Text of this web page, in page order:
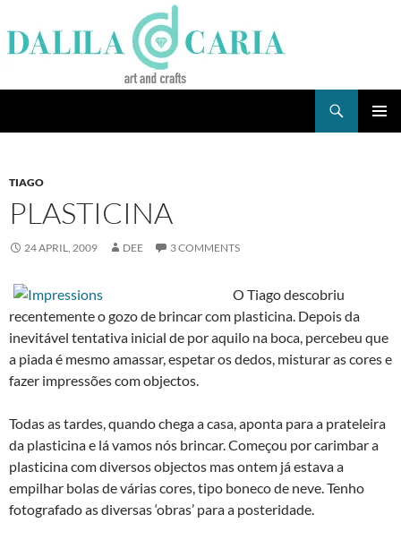
to
content
TIAGO
PLASTICINA
24 APRIL, 2009 DEE 3 COMMENTS
O Tiago descobriu
recentemente o gozo de brincar com plasticina. Depois da
inevitável tentativa inicial de por aquilo na boca, percebeu que
a piada é mesmo amassar, espetar os dedos, misturar as cores e
fazer impressões com objectos.
Todas as tardes, quando chega a casa, aponta para a prateleira
da plasticina e lá vamos nós brincar. Começou por carimbar a
plasticina com diversos objectos mas ontem já estava a
empilhar bolas de várias cores, tipo boneco de neve. Tenho
fotografado as diversas ‘obras’ para a posteridade.